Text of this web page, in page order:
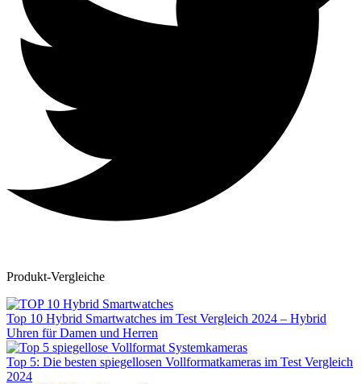
Produkt-Vergleiche
Top 10 Hybrid Smartwatches im Test Vergleich 2024 – Hybrid
Uhren für Damen und Herren
Top 5: Die besten spiegellosen Vollformatkameras im Test Vergleich
2024